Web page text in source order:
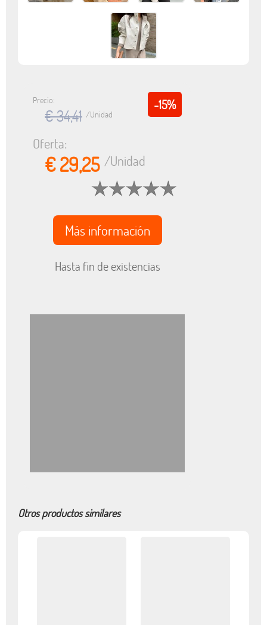
-15%
Precio:
€ 34,41 /Unidad
Oferta:
€ 29,25/Unidad
Más información
Hasta fin de existencias
Otros productos similares